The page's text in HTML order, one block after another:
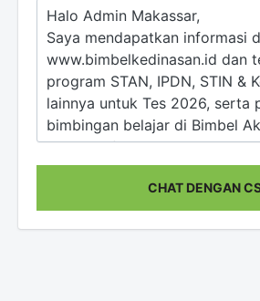
CHAT DENGAN